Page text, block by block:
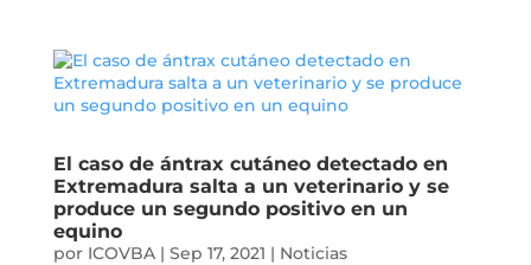
El caso de ántrax cutáneo detectado en
Extremadura salta a un veterinario y se
produce un segundo positivo en un
equino
por ICOVBA| Sep 17, 2021 | Noticias